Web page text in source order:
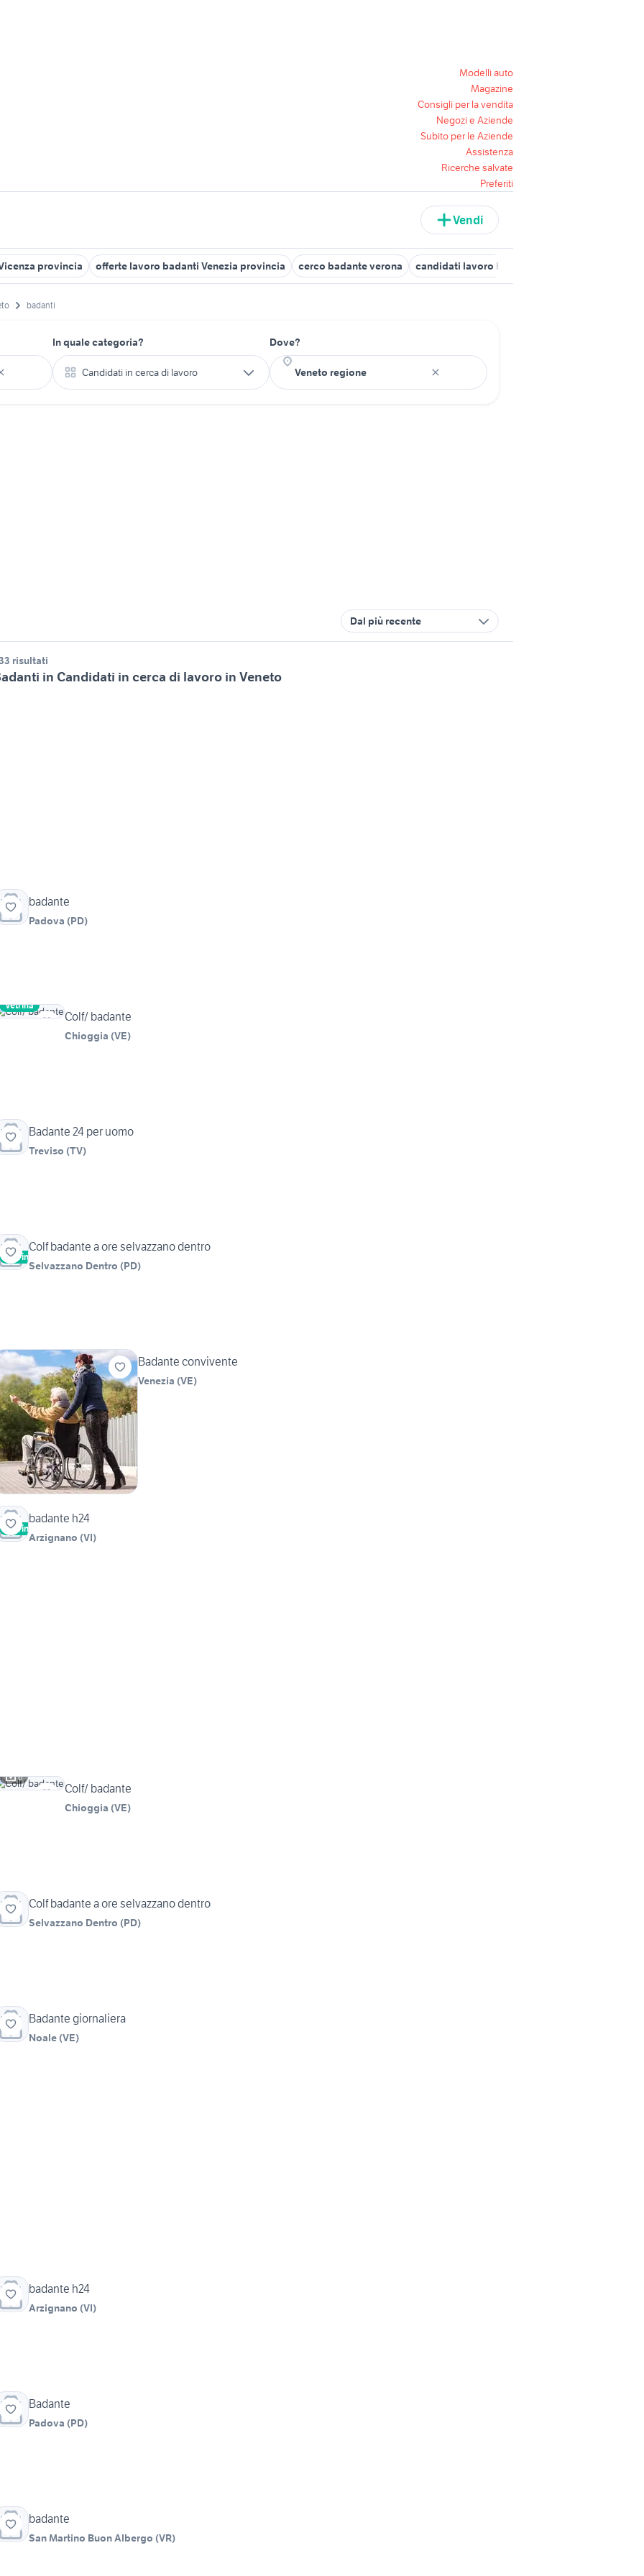
Modelli auto
Magazine
Consigli per la vendita
Negozi e Aziende
Subito per le Aziende
Assistenza
Ricerche salvate
Preferiti
Vendi
provincia offerte lavoro badanti Venezia provincia cerco badante verona candidati lavoro badante Venezia provincia
badanti
In quale categoria?
Candidati in cerca di lavoro
Dove?
Dal più recente
risultati
in Candidati in cerca di lavoro in Veneto
badante
Padova (PD)
Vetrina
Colf/ badante
Chioggia (VE)
Badante 24 per uomo
Treviso (TV)
Vetrina
Colf badante a ore selvazzano dentro
Selvazzano Dentro (PD)
Badante convivente
Venezia (VE)
Vetrina
badante h24
Arzignano (VI)
6
Colf/ badante
Chioggia (VE)
Colf badante a ore selvazzano dentro
Selvazzano Dentro (PD)
Badante giornaliera
Noale (VE)
badante h24
Arzignano (VI)
Badante
Padova (PD)
badante
San Martino Buon Albergo (VR)